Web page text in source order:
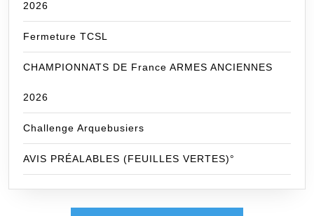
2026
Fermeture TCSL
CHAMPIONNATS DE France ARMES ANCIENNES
2026
Challenge Arquebusiers
AVIS PRÉALABLES (FEUILLES VERTES)°